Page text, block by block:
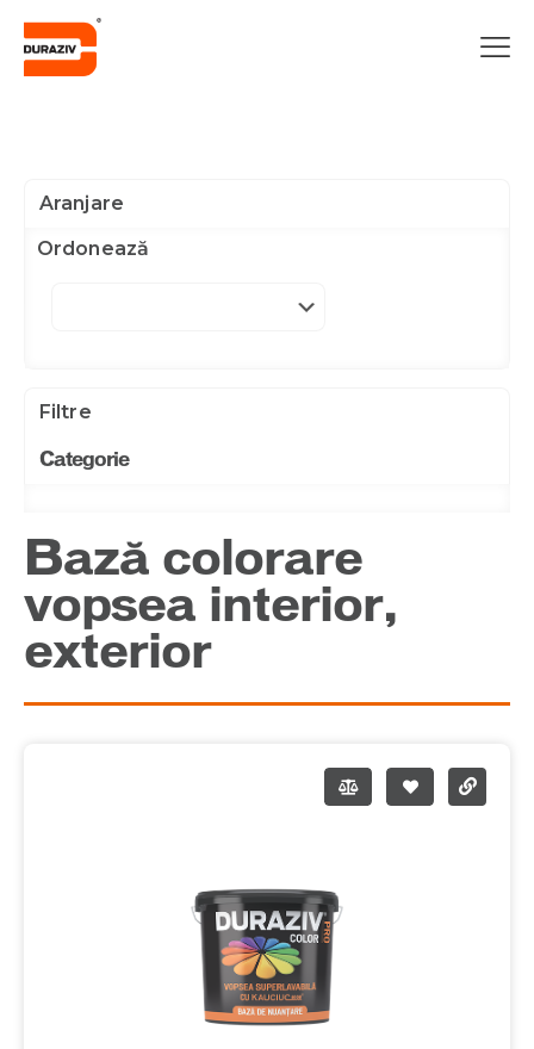
Aranjare
Ordonează
Filtre
Categorie
Bază colorare
vopsea interior,
exterior